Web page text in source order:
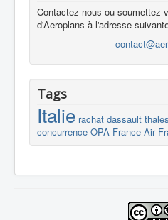
Contactez-nous ou soumettez
d'Aeroplans à l'adresse
Tags
Italie rachat dassault thales
concurrence OPA France Air